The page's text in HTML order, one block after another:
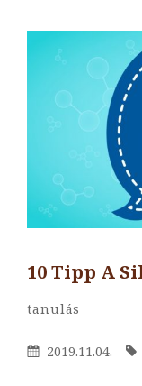
10 Tipp A
Categories
Tanulás
Posted
2019.11.04.